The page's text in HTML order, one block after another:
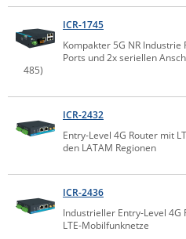
Riello UPS
Server Technology
Sunbird
Tactical Software
Teltonika
Unwired Networks
ICR-1745
Kompakter 5G NR
Ports und 2x seriellen
485)
ICR-2432
Entry-Level 4G Router mit
den LATAM Regionen
ICR-2436
Industrieller Entry-Level
LTE-Mobilfunknetze